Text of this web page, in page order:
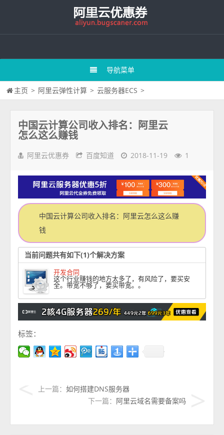
导航菜单
主页 > 阿里云弹性计算 > 云服务器ECS >
中国云计算公司收入排名：阿里云
怎么这么赚钱
阿里云优惠券 百度知道 2018-11-19 1
中国云计算公司收入排名：阿里云怎么这么赚
钱
当前问题共有如下(1)个解决方案
开发合同
这个行业赚钱的地方太多了，有风险了，要买安
全。带宽不够了，要买带宽。。
标签：
上一篇： 如何搭建DNS服务器
下一篇： 阿里云域名需要备案吗